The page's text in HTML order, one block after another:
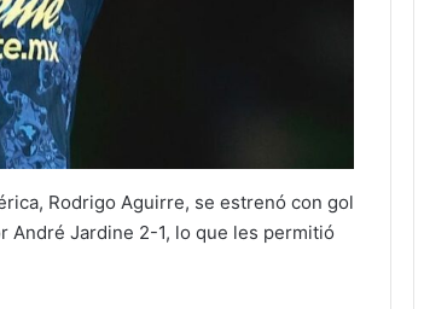
Rodrigo Aguirre, se estrenó con gol
André Jardine 2-1, lo que les permitió